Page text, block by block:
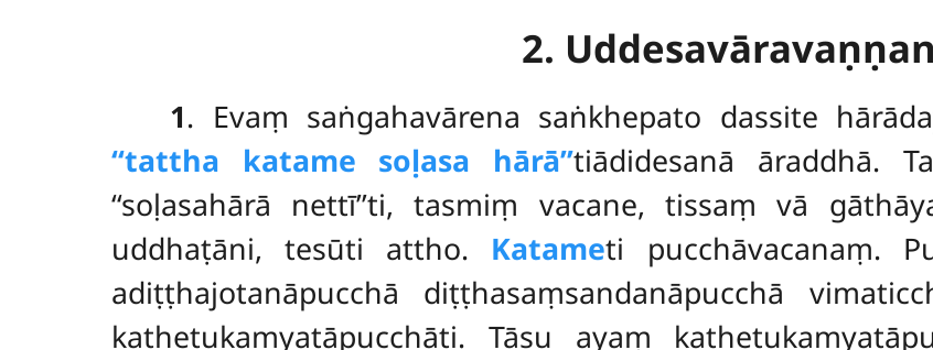
2.
1. Evaṃ saṅgahavārena saṅkhepato dassite
‘‘tattha katame soḷasa hārā’’tiādidesanā āraddhā.
‘‘soḷasahārā nettī’’ti, tasmiṃ vacane, tissaṃ vā
uddhaṭāni, tesūti attho. Katameti pucchāvacanaṃ.
adiṭṭhajotanāpucchā diṭṭhasaṃsandanāpucchā
kathetukamyatāpucchāti. Tāsu ayaṃ